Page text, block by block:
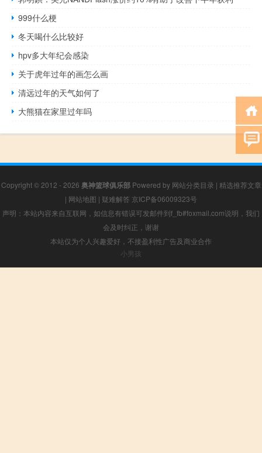
999什么梗
冬天喝什么比较好
hpv多大年纪会感染
关于虎年过年的画怎么画
清远过年的天气如何了
大熊猫在家里过年吗
Copyright © 2012 - 2026 奥神篮球俱乐部Powered by 网站分类目录 | 精选推荐文章
| 网站地图 | 疑难解答 京ICP备06009323号
声明：本站内容来自互联网，如信息有错误可发邮件到f_fb#foxmail.com说明，我们
会及时纠正，谢谢
本站仅为个人兴趣爱好，不接盈利性广告及商业合作
小男孩